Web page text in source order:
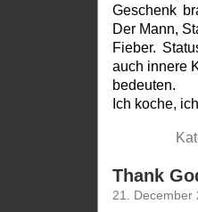
Geschenk
Der Mann,
Fieber.
auch innere
bedeuten.
Ich koche,
Thank
21. December